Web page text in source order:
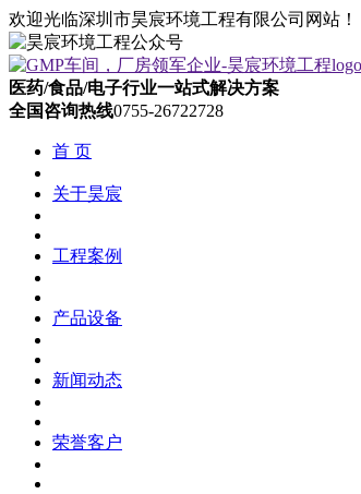
欢迎光临深圳市昊宸环境工程有限公司网站！
医药/食品/电子行业一站式解决方案
全国咨询热线0755-26722728
首 页
关于昊宸
工程案例
产品设备
新闻动态
荣誉客户